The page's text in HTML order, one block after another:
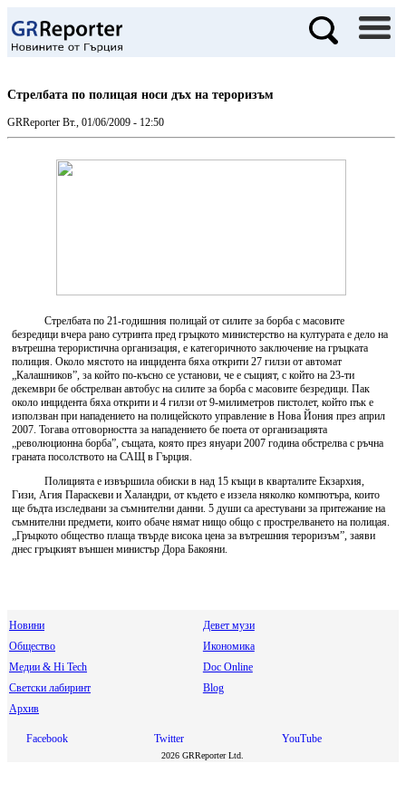
Стрелбата по полицая носи дъх на тероризъм
GRReporter Вт., 01/06/2009 - 12:50
Стрелбата по 21-годишния полицай от силите за борба с масовите
безредици вчера рано сутринта пред гръцкото министерство на културата е дело на
вътрешна терористична организация, е категоричното заключение на гръцката
полиция. Около мястото на инцидента бяха открити 27 гилзи от автомат
„Калашников”, за който по-късно се установи, че е същият, с който на 23-ти
декември бе обстрелван автобус на силите за борба с масовите безредици. Пак
около инцидента бяха открити и 4 гилзи от 9-милиметров пистолет, който пък е
използван при нападението на полицейското управление в Нова Йония през април
2007. Тогава отговорността за нападението бе поета от организацията
„революционна борба”, същата, която през януари 2007 година обстрелва с ръчна
граната посолството на САЩ в Гърция.
Полицията е извършила обиски в над 15 къщи в кварталите Екзархия,
Гизи, Агия Параскеви и Халандри, от където е иззела няколко компютъра, които
ще бъдта изследвани за съмнителни данни. 5 души са арестувани за притежание на
съмнителни предмети, които обаче нямат нищо общо с прострелването на полицая.
„Гръцкото общество плаща твърде висока цена за вътрешния тероризъм”, заяви
днес гръцкият външен министър Дора Бакояни.
Новини
Девет музи
Общество
Икономика
Медии & Hi Tech
Doc Online
Светски лабиринт
Blog
Архив
Facebook Twitter YouTube
2026 GRReporter Ltd.